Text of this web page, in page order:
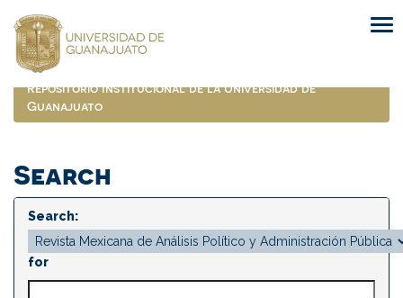
navigation
Repositorio Institucional de la Universidad de
Guanajuato
Search
Search:
for